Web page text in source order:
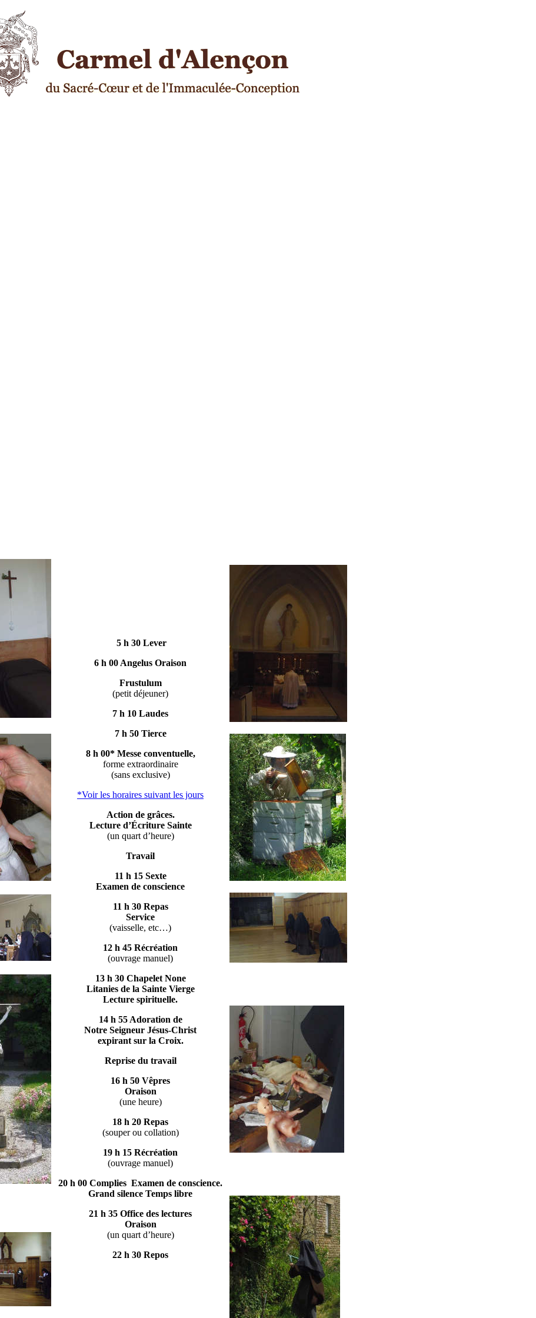
5 h 30 Lever
6 h 00 Angelus Oraison
Frustulum
(petit déjeuner)
7 h 10 Laudes
7 h 50 Tierce
8 h 00* Messe conventuelle,
forme extraordinaire
(sans exclusive)
*Voir les horaires suivant les jours
Action de grâces.
Lecture d’Écriture Sainte
(un quart d’heure)
Travail
11 h 15 Sexte
Examen de conscience
11 h 30 Repas
Service
(vaisselle, etc…)
12 h 45 Récréation
(ouvrage manuel)
13 h 30 Chapelet None
Litanies de la Sainte Vierge
Lecture spirituelle.
14 h 55 Adoration de
Notre Seigneur Jésus-Christ
expirant sur la Croix.
Reprise du travail
16 h 50 Vêpres
Oraison
(une heure)
18 h 20 Repas
(souper ou collation)
19 h 15 Récréation
(ouvrage manuel)
20 h 00 Complies Examen de conscience.
Grand silence Temps libre
21 h 35 Office des lectures
Oraison
(un quart d’heure)
22 h 30 Repos